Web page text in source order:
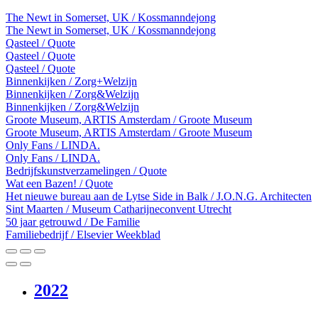
The Newt in Somerset, UK / Kossmanndejong
The Newt in Somerset, UK / Kossmanndejong
Qasteel / Quote
Qasteel / Quote
Qasteel / Quote
Binnenkijken / Zorg+Welzijn
Binnenkijken / Zorg&Welzijn
Binnenkijken / Zorg&Welzijn
Groote Museum, ARTIS Amsterdam / Groote Museum
Groote Museum, ARTIS Amsterdam / Groote Museum
Only Fans / LINDA.
Only Fans / LINDA.
Bedrijfskunstverzamelingen / Quote
Wat een Bazen! / Quote
Het nieuwe bureau aan de Lytse Side in Balk / J.O.N.G. Architecten
Sint Maarten / Museum Catharijneconvent Utrecht
50 jaar getrouwd / De Familie
Familiebedrijf / Elsevier Weekblad
2022